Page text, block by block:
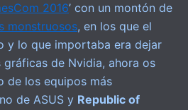
2016’ con un montón de
monstruosos, en los que el
y lo que importaba era dejar
gráficas de Nvidia, ahora os
de los equipos más
de ASUS y Republic of